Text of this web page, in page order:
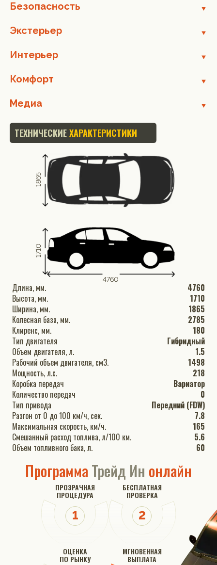
Безопасность
Экстерьер
Интерьер
Комфорт
Медиа
ТЕХНИЧЕСКИЕХАРАКТЕРИСТИКИ
4760
1710
1865
Длина, мм.
4760
Высота, мм.
1710
Ширина, мм.
1865
Колесная база, мм.
2785
Клиренс, мм.
180
Тип двигателя
Гибридный
Объем двигателя, л.
1.5
Рабочий объем двигателя, см3.
1498
Мощность, л.с.
218
Коробка передач
Вариатор
Количество передач
0
Тип привода
Передний (FDW)
Разгон от 0 до 100 км/ч, сек.
7.8
Максимальная скорость, км/ч.
165
Смешанный расход топлива, л/100 км.
5.6
Объем топливного бака, л.
60
ПрограммаТрейд Ин онлайн
ПРОЗРАЧНАЯ
ПРОЦЕДУРА
БЕСПЛАТНАЯ
ПРОВЕРКА
ОЦЕНКА
ПО РЫНКУ
МГНОВЕННАЯ
ВЫПЛАТА